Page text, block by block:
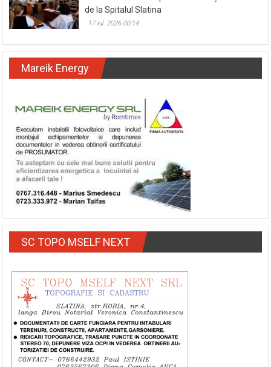
de la Spitalul Slatina
17 iul. 2026 00:14
Mareik Energy
SC TOPO MSELF NEXT